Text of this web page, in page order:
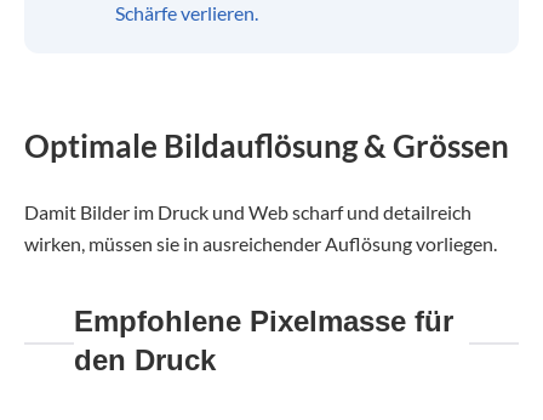
Schärfe verlieren.
Optimale Bildauflösung & Grössen
Damit Bilder im Druck und Web scharf und detailreich
wirken, müssen sie in ausreichender Auflösung vorliegen.
Empfohlene Pixelmasse für
den Druck